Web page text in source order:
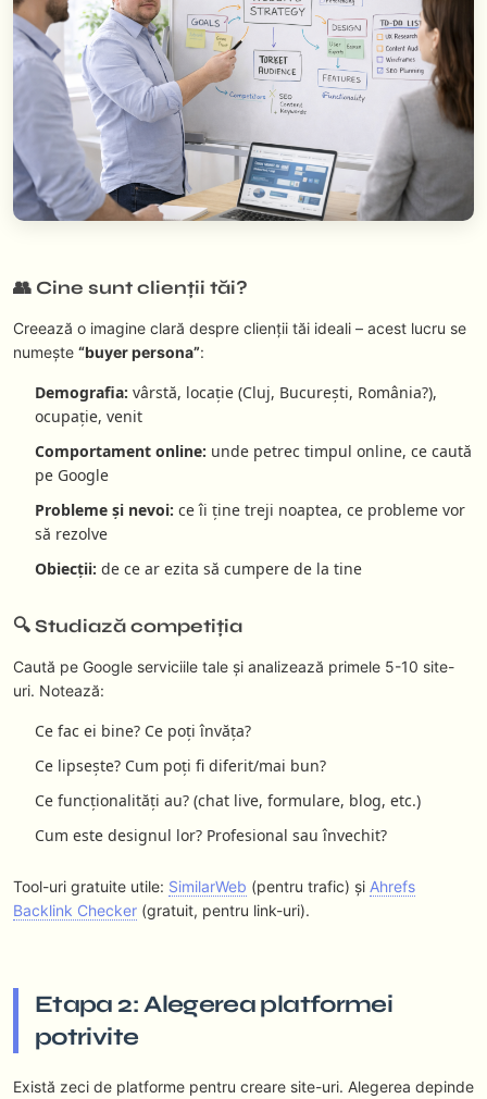
👥 Cine sunt clienții tăi?
Creează o imagine clară despre clienții tăi ideali – acest lucru se
numește “buyer persona”:
Demografia: vârstă, locație (Cluj, București, România?),
ocupație, venit
Comportament online: unde petrec timpul online, ce caută
pe Google
Probleme și nevoi: ce îi ține treji noaptea, ce probleme vor
să rezolve
Obiecții: de ce ar ezita să cumpere de la tine
🔍 Studiază competiția
Caută pe Google serviciile tale și analizează primele 5-10 site-
uri. Notează:
Ce fac ei bine? Ce poți învăța?
Ce lipsește? Cum poți fi diferit/mai bun?
Ce funcționalități au? (chat live, formulare, blog, etc.)
Cum este designul lor? Profesional sau învechit?
Tool-uri gratuite utile: SimilarWeb (pentru trafic) și Ahrefs
Backlink Checker (gratuit, pentru link-uri).
Etapa 2: Alegerea platformei
potrivite
Există zeci de platforme pentru creare site-uri. Alegerea depinde